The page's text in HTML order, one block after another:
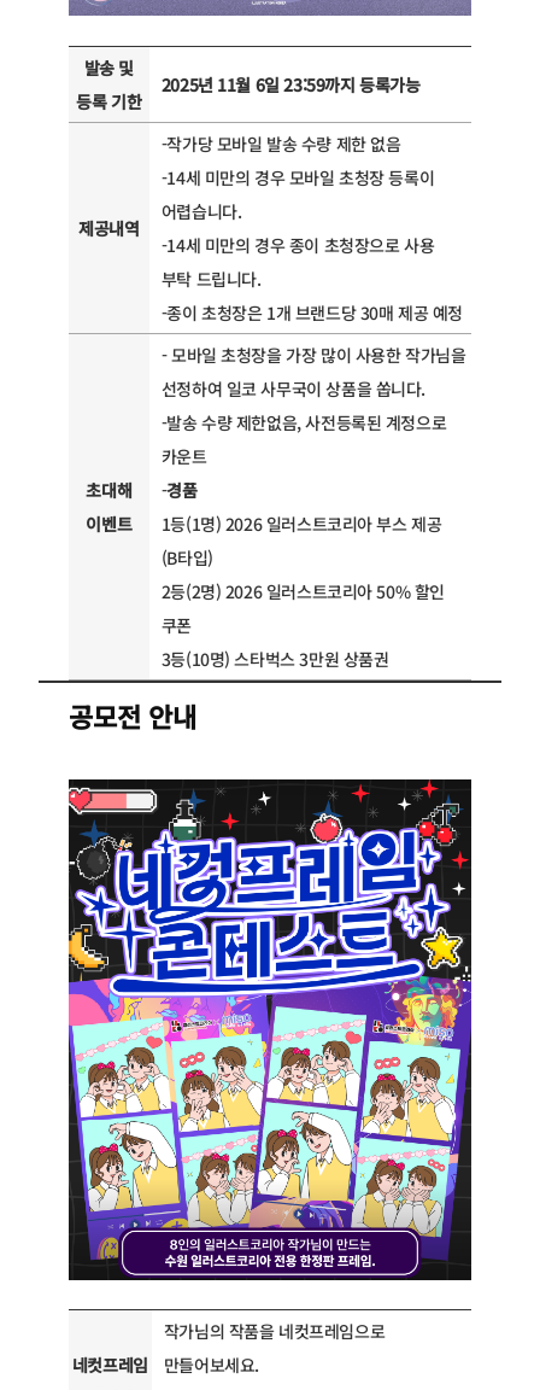
발송 및
등록 기한
2025년 11월 6일 23:59까지 등록가능
제공내역
-작가당 모바일 발송 수량 제한 없음
-14세 미만의 경우 모바일 초청장 등록이
어렵습니다.
-14세 미만의 경우 종이 초청장으로 사용
부탁 드립니다.
-종이 초청장은 1개 브랜드당 30매 제공 예정
초대해
이벤트
- 모바일 초청장을 가장 많이 사용한 작가님을
선정하여 일코 사무국이 상품을 쏩니다.
-발송 수량 제한없음, 사전등록된 계정으로
카운트
-경품
1등(1명) 2026 일러스트코리아 부스 제공
(B타입)
2등(2명) 2026 일러스트코리아 50% 할인
쿠폰
3등(10명) 스타벅스 3만원 상품권
공모전 안내
네컷프레임
작가님의 작품을 네컷프레임으로
만들어보세요.